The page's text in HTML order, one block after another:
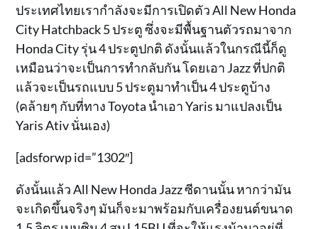
ประเทศไทยเรากำลังจะมีการเปิดตัว All New Honda
City Hatchback 5 ประตู ซึ่งจะมีพื้นฐานตัวรถมาจาก
Honda City รุ่น 4 ประตูปกติ ดังนั้นแล้วในกรณีนี้ก็ดู
เหมือนว่าจะเป็นการทำกลับกัน โดยเอา Jazz ที่ปกติ
แล้วจะเป็นรถแบบ 5 ประตูมาทำเป็น 4 ประตูบ้าง
(คล้ายๆ กับที่ทาง Toyota นำเอา Yaris มาแปลงเป็น
Yaris Ativ นั่นเอง)
[adsforwp id=”1302″]
ดังนั้นแล้ว All New Honda Jazz ซีดานนั้น หากว่ามัน
จะเกิดขึ้นจริงๆ มันก็จะมาพร้อมกับเครื่องยนต์ขนาด